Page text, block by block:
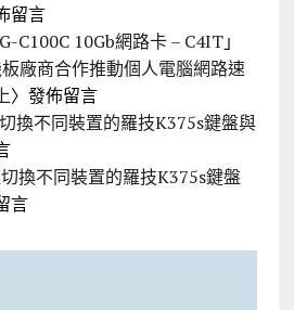
留言
C100C 10Gb網路卡 – C4IT」
廠商合作推動個人電腦網路速
〉發佈留言
換不同裝置的羅技K375s鍵盤與
換不同裝置的羅技K375s鍵盤
言